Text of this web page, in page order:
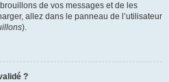
de vos messages et de les
allez dans le panneau de l’utilisateur
).
?